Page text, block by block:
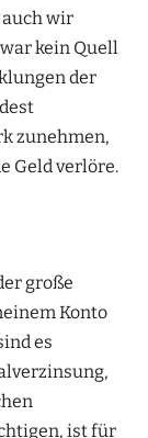
auch wir
kein Quell
der
zunehmen,
Geld verlöre.
große
Konto
es
ist für